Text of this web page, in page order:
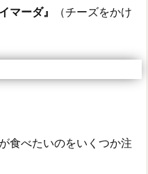
マーダ』
（チーズをかけ
食べたいのをいくつか注